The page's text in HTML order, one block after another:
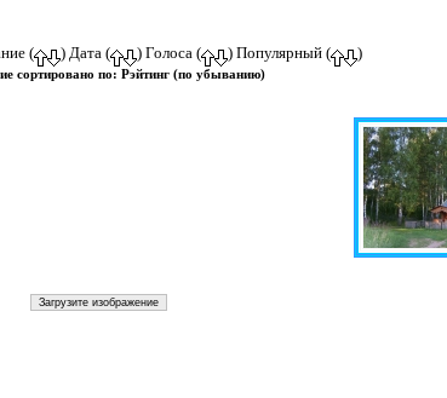
( ) Дата ( ) Голоса ( ) Популярный ( )
сортировано по: Рэйтинг (по убыванию)